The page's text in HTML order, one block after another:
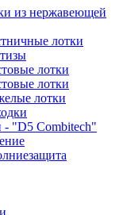
из нержавеющей
лотки
лотки
лотки
лотки
- "D5 Combitech"